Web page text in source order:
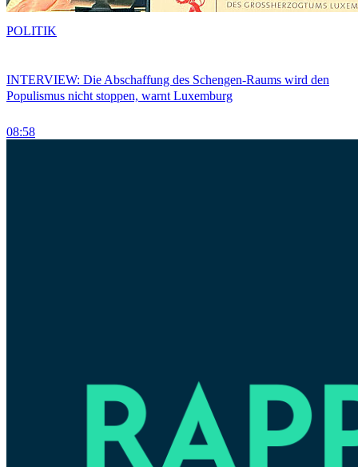
INTERVIEW: Die Abschaffung des Schengen-Raums wird den
Populismus nicht stoppen, warnt Luxemburg
08:58
POLITIK